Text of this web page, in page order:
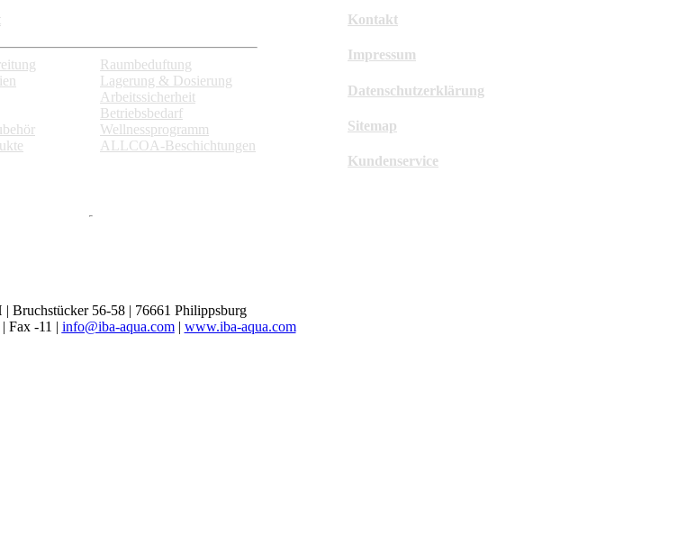
Kontakt
Impressum
Datenschutzerklärung
Sitemap
Kundenservice
Raumbeduftung
Lagerung & Dosierung
Arbeitssicherheit
Betriebsbedarf
Wellnessprogramm
ALLCOA-Beschichtungen
Bruchstücker 56-58 | 76661 Philippsburg
Fax -11 | info@iba-aqua.com| www.iba-aqua.com